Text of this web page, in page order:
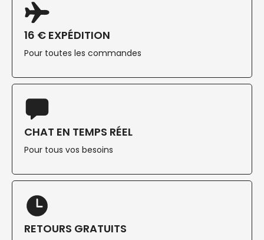
16 € EXPÉDITION
Pour toutes les commandes
CHAT EN TEMPS RÉEL
Pour tous vos besoins
RETOURS GRATUITS